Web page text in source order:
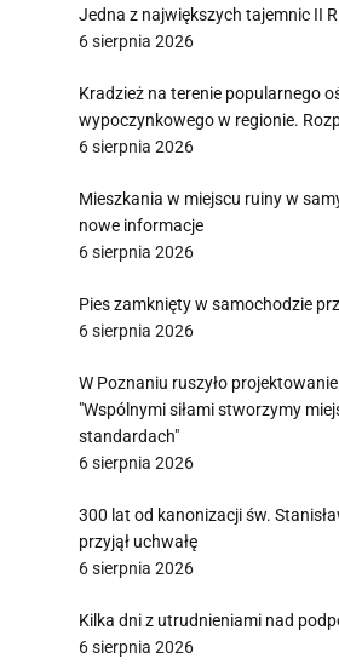
Jedna z największych tajemnic II
6 sierpnia 2026
Kradzież na terenie popularnego
wypoczynkowego w regionie.
6 sierpnia 2026
Mieszkania w miejscu ruiny w
nowe informacje
6 sierpnia 2026
Pies zamknięty w samochodzie
6 sierpnia 2026
W Poznaniu ruszyło
"Wspólnymi siłami stworzymy
standardach"
6 sierpnia 2026
300 lat od kanonizacji św.
przyjął uchwałę
6 sierpnia 2026
Kilka dni z utrudnieniami nad
6 sierpnia 2026